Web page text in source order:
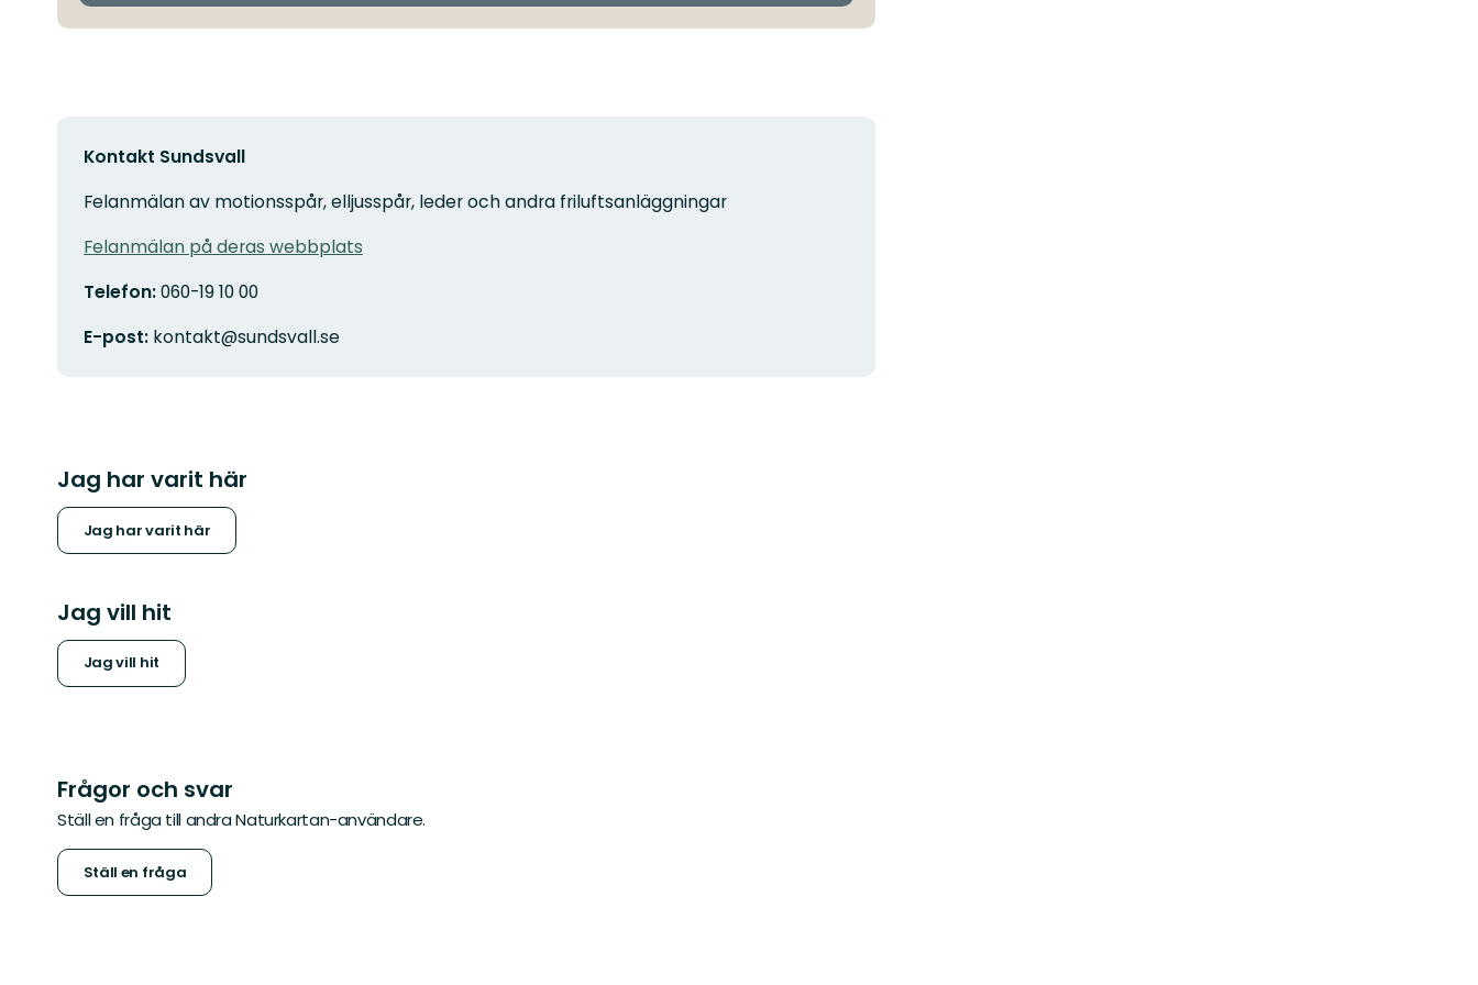
Kontakt Sundsvall
Felanmälan av motionsspår, elljusspår, leder och andra friluftsanläggningar
Felanmälan på deras webbplats
Telefon:060-19 10 00
E-post: kontakt@sundsvall.se
Jag har varit här
Jag har varit här
Jag vill hit
Jag vill hit
Frågor och svar
Ställ en fråga till andra Naturkartan-användare.
Ställ en fråga